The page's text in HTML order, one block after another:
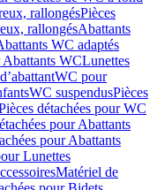
rallongésPièces
rallongésAbattants
WC adaptés
Abattants WCLunettes
WC pour
WC suspendusPièces
détachées pour WC
pour Abattants
pour Abattants
Lunettes
Matériel de